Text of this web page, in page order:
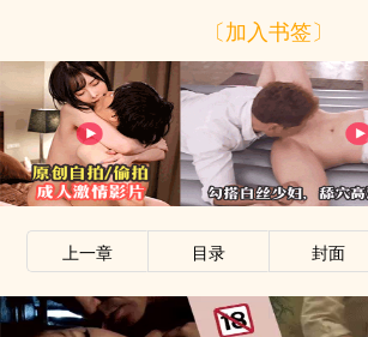
〔加入书签〕
上一章 目录 封面